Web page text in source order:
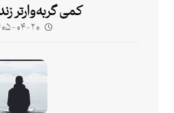
کمی گربه‌وارتر
۱۴۰۵-۰۴-